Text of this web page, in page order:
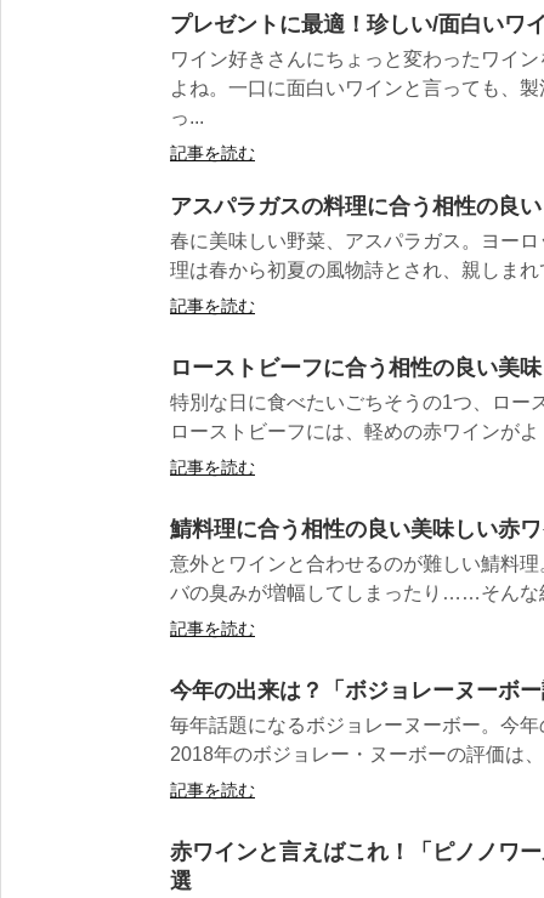
プレゼントに最適！珍しい/面白いワ
ワイン好きさんにちょっと変わったワイ
よね。一口に面白いワインと言っても、
っ...
記事を読む
アスパラガスの料理に合う相性の良
春に美味しい野菜、アスパラガス。ヨー
理は春から初夏の風物詩とされ、親しま
記事を読む
ローストビーフに合う相性の良い美
特別な日に食べたいごちそうの1つ、ロー
ローストビーフには、軽めの赤ワインが
記事を読む
鯖料理に合う相性の良い美味しい赤
意外とワインと合わせるのが難しい鯖料
バの臭みが増幅してしまったり……そんな
記事を読む
今年の出来は？「ボジョレーヌーボ
毎年話題になるボジョレーヌーボー。今
2018年のボジョレー・ヌーボーの評価は
記事を読む
赤ワインと言えばこれ！「ピノノワ
選